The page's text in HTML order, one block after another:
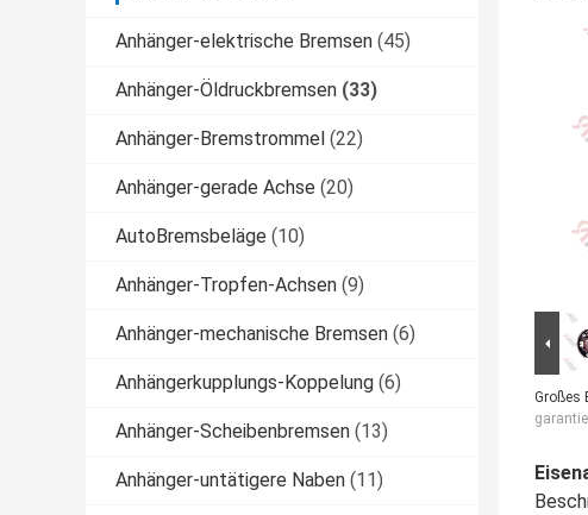
Anhänger-elektrische Bremsen (45)
Anhänger-Öldruckbremsen (33)
Anhänger-Bremstrommel (22)
Anhänger-gerade Achse (20)
AutoBremsbeläge (10)
Anhänger-Tropfen-Achsen (9)
Anhänger-mechanische Bremsen (6)
Anhängerkupplungs-Koppelung (6)
Anhänger-Scheibenbremsen (13)
Anhänger-untätigere Naben (11)
Großes